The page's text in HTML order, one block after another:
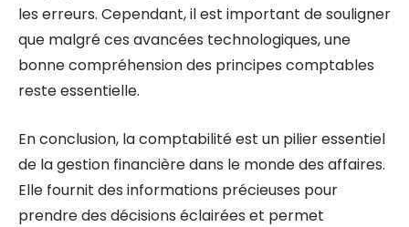
les erreurs. Cependant, il est important de souligner
que malgré ces avancées technologiques, une
bonne compréhension des principes comptables
reste essentielle.
En conclusion, la comptabilité est un pilier essentiel
de la gestion financière dans le monde des affaires.
Elle fournit des informations précieuses pour
prendre des décisions éclairées et permet